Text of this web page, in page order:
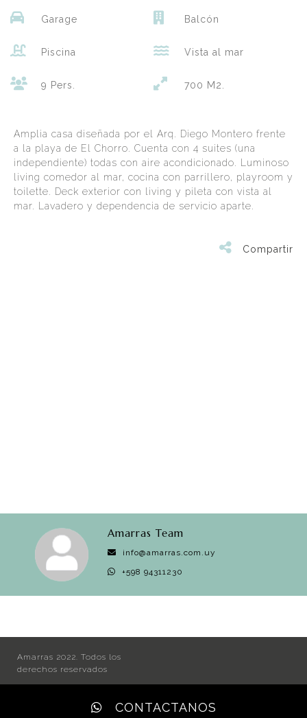
Garage Balcón
Piscina Vista al mar
9 Pers. 700 M2.
Amplia casa diseñada por el Arq. Diego Montero frente
a la playa de El Chorro. Cuenta con 4 suites (una
independiente) todas con aire acondicionado. Luminoso
living comedor al mar, cocina con parrillero, playroom y
toilette. Deck exterior con living y pileta con vista al
mar. Lavadero y dependencia de servicio aparte.
Compartir
Amarras Team
info@amarras.com.uy
+598 94311230
CONTACTANOS
Amarras 2022. Todos los
derechos reservados